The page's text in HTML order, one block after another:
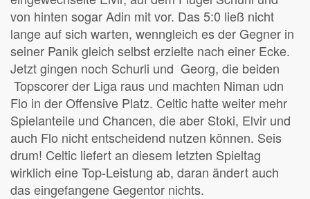
von hinten sogar Adin mit vor. Das 5:0 ließ nicht
lange auf sich warten, wenngleich es der Gegner in
seiner Panik gleich selbst erzielte nach einer Ecke.
Jetzt gingen noch Schurli und Georg, die beiden
Topscorer der Liga raus und machten Niman udn
Flo in der Offensive Platz. Celtic hatte weiter mehr
Spielanteile und Chancen, die aber Stoki, Elvir und
auch Flo nicht entscheidend nutzen können. Seis
drum! Celtic liefert an diesem letzten Spieltag
wirklich eine Top-Leistung ab, daran ändert auch
das eingefangene Gegentor nichts.